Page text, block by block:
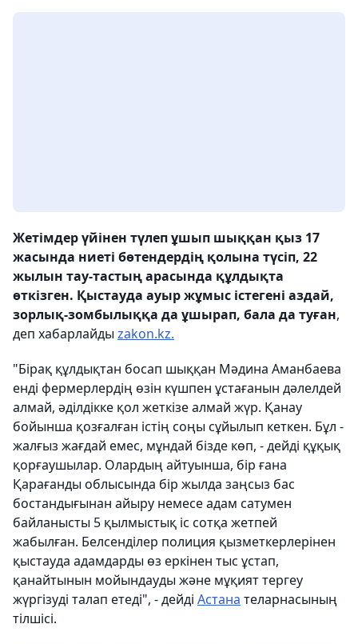
Жетімдер үйінен түлеп ұшып шыққан қыз 17
жасында ниеті бөтендердің қолына түсіп, 22
жылын тау-тастың арасында құлдықта
өткізген. Қыстауда ауыр жұмыс істегені аздай,
зорлық-зомбылыққа да ұшырап, бала да туған,
деп хабарлайды zakon.kz.
"Бірақ құлдықтан босап шыққан Мәдина Аманбаева
енді фермерлердің өзін күшпен ұстағанын дәлелдей
алмай, әділдікке қол жеткізе алмай жүр. Қанау
бойынша қозғалған істің соңы сұйылып кеткен. Бұл -
жалғыз жағдай емес, мұндай бізде көп, - дейді құқық
қорғаушылар. Олардың айтуынша, бір ғана
Қарағанды ​​облысында бір жылда заңсыз бас
бостандығынан айыру немесе адам сатумен
байланысты 5 қылмыстық іс сотқа жетпей
жабылған. Белсенділер полиция қызметкерлерінен
қыстауда адамдарды өз еркінен тыс ұстап,
қанайтынын мойындауды және мұқият тергеу
жүргізуді талап етеді", - дейді Астана теларнасының
тілшісі.